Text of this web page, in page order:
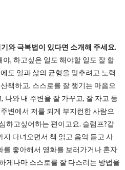
와 극복법이 있다면 소개해 주세요.
야, 하고싶은 일도 해야할 일도 잘 할
도 일과 삶의 균형을 맞추려고 노력
책하고, 스스로를 잘 챙기는 마음으
나와 내 주변을 잘 가꾸고, 잘 자고 등
변에서 저를 되게 부지런한 사람으
하고싶어하는 편이고요. 슬럼프?같
지 다녀오면서 책 읽고 음악 듣고 사
를 좋아해서 영화를 보러가거나 혼자
게나마 스스로를 잘 다스리는 방법을